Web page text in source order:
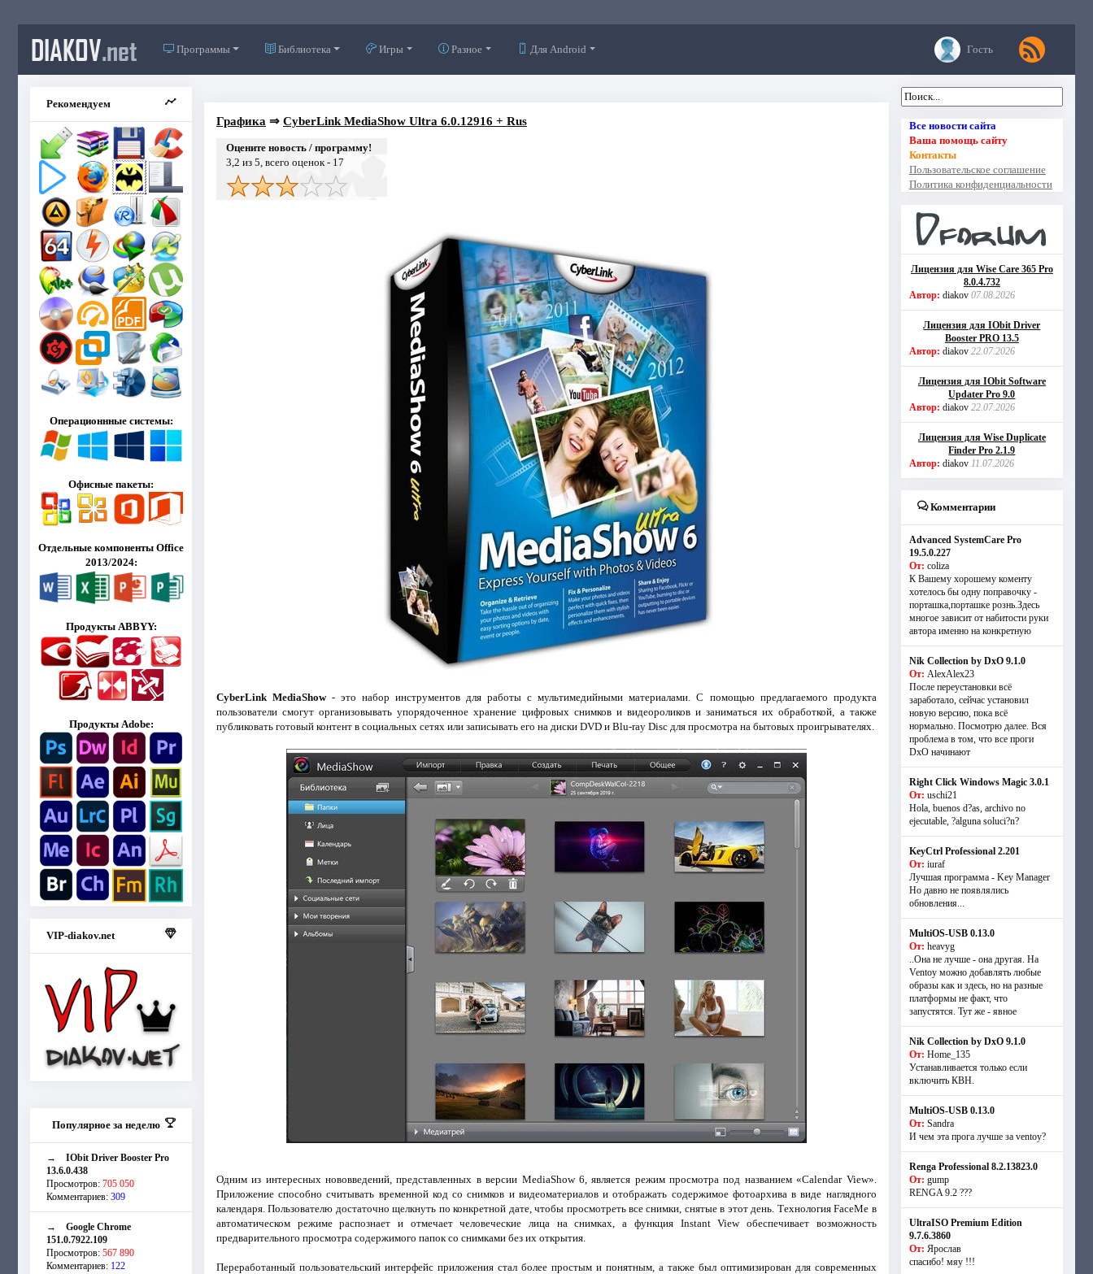
DIAKOV.net Программы Библиотека Игры Разное Для Android Гость
Рекомендуем
Операционнные системы:
Офисные пакеты:
Отдельные компоненты Office
2013/2024:
Продукты ABBYY:
Продукты Adobe:
VIP-diakov.net
Популярное за неделю
→ IObit Driver Booster Pro
13.6.0.438
Просмотров: 705 050
Комментариев: 309
→ Google Chrome
151.0.7922.109
Просмотров: 567 890
Комментариев: 122
Графика ⇒ CyberLink MediaShow Ultra 6.0.12916 + Rus
Оцените новость / программу!
3,2 из 5, всего оценок - 17
CyberLink MediaShow- это набор инструментов для работы с мультимедийными материалами. С помощью предлагаемого продукта
пользователи смогут организовывать упорядоченное хранение цифровых снимков и видеороликов и заниматься их обработкой, а также
публиковать готовый контент в социальных сетях или записывать его на диски DVD и Blu-ray Disc для просмотра на бытовых проигрывателях.
Одним из интересных нововведений, представленных в версии MediaShow 6, является режим просмотра под названием «Calendar View».
Приложение способно считывать временной код со снимков и видеоматериалов и отображать содержимое фотоархива в виде наглядного
календаря. Пользователю достаточно щелкнуть по конкретной дате, чтобы просмотреть все снимки, снятые в этот день. Технология FaceMe в
автоматическом режиме распознает и отмечает человеческие лица на снимках, а функция Instant View обеспечивает возможность
предварительного просмотра содержимого папок со снимками без их открытия.
Переработанный пользовательский интерфейс приложения стал более простым и понятным, а также был оптимизирован для современных
Все новости сайта
Ваша помощь сайту
Контакты
Пользовательское соглашение
Политика конфиденциальности
Лицензия для Wise Care 365 Pro
8.0.4.732
Автор: diakov 07.08.2026
Лицензия для IObit Driver
Booster PRO 13.5
Автор: diakov 22.07.2026
Лицензия для IObit Software
Updater Pro 9.0
Автор: diakov 22.07.2026
Лицензия для Wise Duplicate
Finder Pro 2.1.9
Автор: diakov 11.07.2026
Комментарии
Advanced SystemCare Pro
19.5.0.227
От: coliza
К Вашему хорошему коменту
хотелось бы одну поправочку -
порташка,порташке рознь.Здесь
многое зависит от набитости руки
автора именно на конкретную
Nik Collection by DxO 9.1.0
От: AlexAlex23
После переустановки всё
заработало, сейчас установил
новую версию, пока всё
нормально. Посмотрю далее. Вся
проблема в том, что все проги
DxO начинают
Right Click Windows Magic 3.0.1
От: uschi21
Hola, buenos d?as, archivo no
ejecutable, ?alguna soluci?n?
KeyCtrl Professional 2.201
От: iuraf
Лучшая программа - Key Manager
Но давно не появлялись
обновления...
MultiOS-USB 0.13.0
От: heavyg
..Она не лучше - она другая. На
Ventoy можно добавлять любые
образы как и здесь, но на разные
платформы не факт, что
запустятся. Тут же - явное
Nik Collection by DxO 9.1.0
От: Home_135
Устанавливается только если
включить КВН.
MultiOS-USB 0.13.0
От: Sandra
И чем эта прога лучше за ventoy?
Renga Professional 8.2.13823.0
От: gump
RENGA 9.2 ???
UltraISO Premium Edition
9.7.6.3860
От: Ярослав
спасибо! мяу !!!